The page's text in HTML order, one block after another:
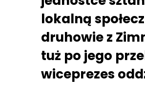
lokalną
druhowie z
tuż po jego
wiceprezes